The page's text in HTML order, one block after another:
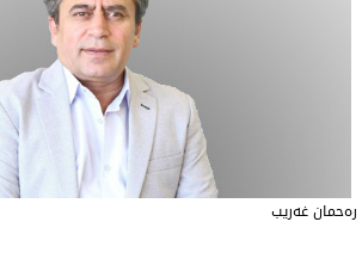
‌ره‌حمان غه‌ریب